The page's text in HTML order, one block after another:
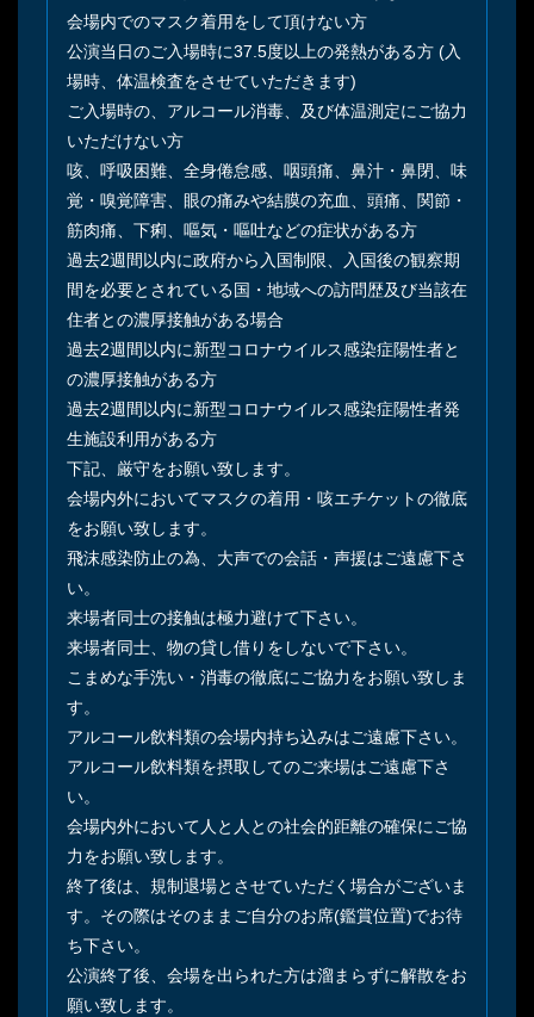
会場内でのマスク着用をして頂けない方
公演当日のご入場時に37.5度以上の発熱がある方 (入
場時、体温検査をさせていただきます)
ご入場時の、アルコール消毒、及び体温測定にご協力
いただけない方
咳、呼吸困難、全身倦怠感、咽頭痛、鼻汁・鼻閉、味
覚・嗅覚障害、眼の痛みや結膜の充血、頭痛、関節・
筋肉痛、下痢、嘔気・嘔吐などの症状がある方
過去2週間以内に政府から入国制限、入国後の観察期
間を必要とされている国・地域への訪問歴及び当該在
住者との濃厚接触がある場合
過去2週間以内に新型コロナウイルス感染症陽性者と
の濃厚接触がある方
過去2週間以内に新型コロナウイルス感染症陽性者発
生施設利用がある方
下記、厳守をお願い致します。
会場内外においてマスクの着用・咳エチケットの徹底
をお願い致します。
飛沫感染防止の為、大声での会話・声援はご遠慮下さ
い。
来場者同士の接触は極力避けて下さい。
来場者同士、物の貸し借りをしないで下さい。
こまめな手洗い・消毒の徹底にご協力をお願い致しま
す。
アルコール飲料類の会場内持ち込みはご遠慮下さい。
アルコール飲料類を摂取してのご来場はご遠慮下さ
い。
会場内外において人と人との社会的距離の確保にご協
力をお願い致します。
終了後は、規制退場とさせていただく場合がございま
す。その際はそのままご自分のお席(鑑賞位置)でお待
ち下さい。
公演終了後、会場を出られた方は溜まらずに解散をお
願い致します。